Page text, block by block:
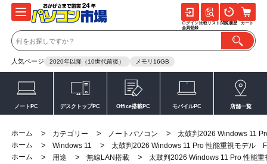
人気ページ 2020年以降（10世代前後） メモリ16GB
ログイン
会員登録
比較リスト 閲覧履歴 カート
ノートPC デスクトップPC Office搭載PC モバイルPC 店舗一覧
ホーム > カテゴリー > ノートパソコン >
太鼓判2026 Windows 11
ホーム
> Windows 11 >
太鼓判2026 Windows 11 Pro 性能重視モデル
ホーム
> 用途 > 無線LAN搭載 >
太鼓判2026 Windows 11 Pro 性能